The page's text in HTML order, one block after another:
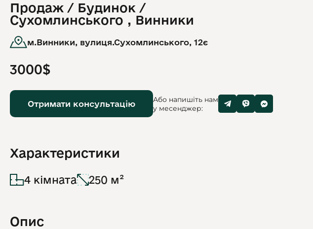
Продаж / Будинок /
Сухомлинського , Винники
м.Винники, вулиця.Сухомлинського, 12є
3000$
Отримати консультацію
Або напишіть нам
у месенджер:
Характеристики
4 кімната 250 м²
Опис